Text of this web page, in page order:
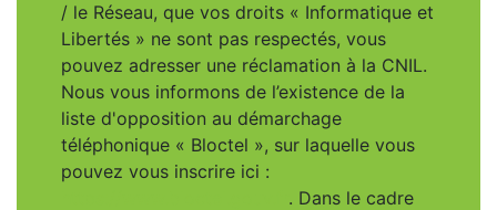
/ le Réseau, que vos droits « Informatique et
Libertés » ne sont pas respectés, vous
pouvez adresser une réclamation à la CNIL.
Nous vous informons de l’existence de la
liste d'opposition au démarchage
téléphonique « Bloctel », sur laquelle vous
pouvez vous inscrire ici :
. Dans le cadre